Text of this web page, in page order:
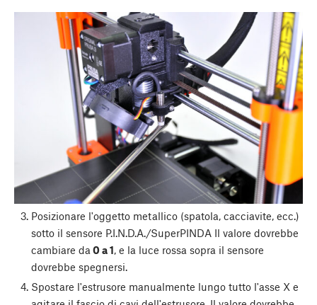
Posizionare l'oggetto metallico (spatola, cacciavite, ecc.)
sotto il sensore P.I.N.D.A./SuperPINDA Il valore dovrebbe
cambiare da 0 a 1, e la luce rossa sopra il sensore
dovrebbe spegnersi.
Spostare l'estrusore manualmente lungo tutto l'asse X e